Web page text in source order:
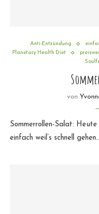
Anti-Entzündung
Planetary Health Diet
von
Sommerrollen-Salat:
einfach weil’s schnell